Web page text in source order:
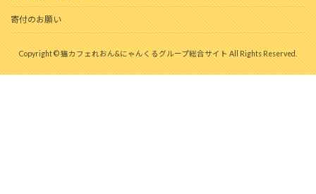
寄付のお願い
Copyright © 猫カフェれおん&にゃんくるグループ総合サイト All Rights Reserved.